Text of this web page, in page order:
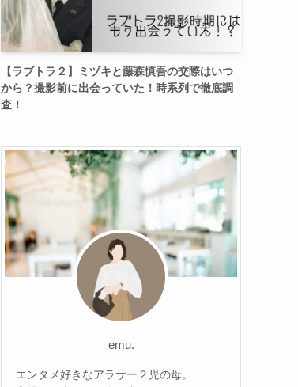
【ラブトラ２】ミヅキと藤森慎吾の交際はいつ
から？撮影前に出会っていた！時系列で徹底調
査！
emu.
エンタメ好きなアラサー２児の母。